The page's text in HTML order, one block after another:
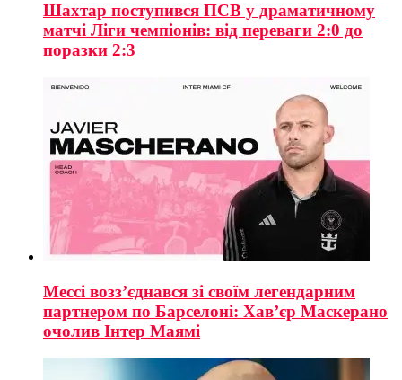
Шахтар поступився ПСВ у драматичному
матчі Ліги чемпіонів: від переваги 2:0 до
поразки 2:3
Мессі возз’єднався зі своїм легендарним
партнером по Барселоні: Хав’єр Маскерано
очолив Інтер Маямі